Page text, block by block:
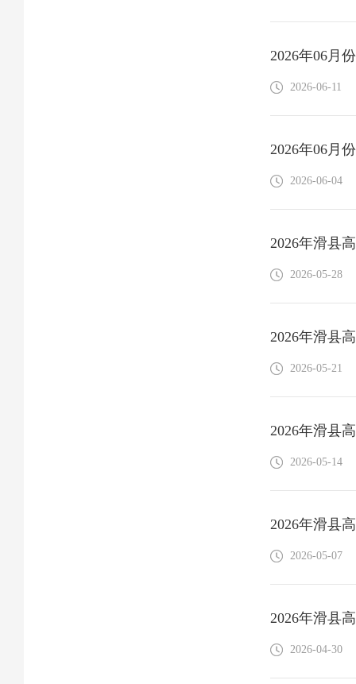
2026年06月
2026-06-11
2026年06月
2026-06-04
2026年滑县
2026-05-28
2026年滑县
2026-05-21
2026年滑县
2026-05-14
2026年滑县
2026-05-07
2026年滑县
2026-04-30